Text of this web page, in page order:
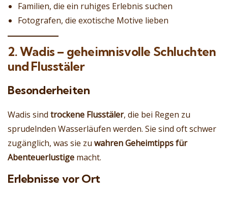
Familien, die ein ruhiges Erlebnis suchen
Fotografen, die exotische Motive lieben
2. Wadis – geheimnisvolle Schluchten
und Flusstäler
Besonderheiten
Wadis sind trockene Flusstäler, die bei Regen zu
sprudelnden Wasserläufen werden. Sie sind oft schwer
zugänglich, was sie zu wahren Geheimtipps für
Abenteuerlustige macht.
Erlebnisse vor Ort